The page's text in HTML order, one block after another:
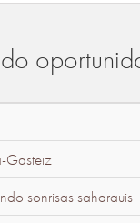
Gasteiz
sonrisas saharauis